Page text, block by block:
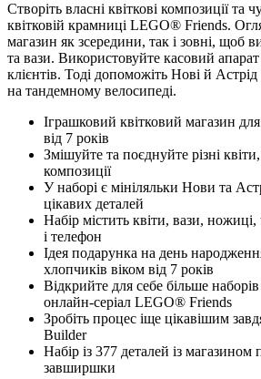
Створіть власні квіткові композиції та
квітковій крамниці LEGO® Friends.
магазин як зсередини, так і зовні, щоб
та вази. Використовуйте касовий
клієнтів. Тоді допоможіть Нові й
на тандемному велосипеді.
Іграшковий квітковий магазин для
від 7 років
Змішуйте та поєднуйте різні
композиції
У наборі є мініляльки Нови та
цікавих деталей
Набір містить квіти, вази,
і телефон
Ідея подарунка на день
хлопчиків віком від 7 років
Відкрийте для себе більше
онлайн-серіал LEGO® Friends
Зробіть процес іще цікавішим
Builder
Набір із 377 деталей із магазином
завширшки